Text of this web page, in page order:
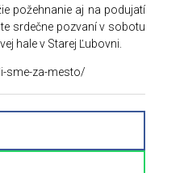
požehnanie aj na podujatí
srdečne pozvaní v sobotu
hale v Starej Ľubovni.
sme-za-mesto/